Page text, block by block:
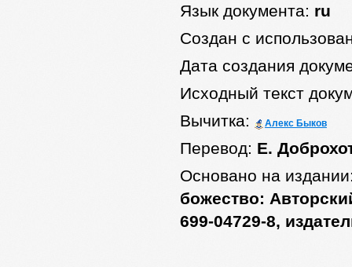
Язык документа: ru
Создан с
Дата создания
Исходный текст
Вычитка:
Алекс Быков
Перевод: Е.
Основано на
божество:
699-04729-8,